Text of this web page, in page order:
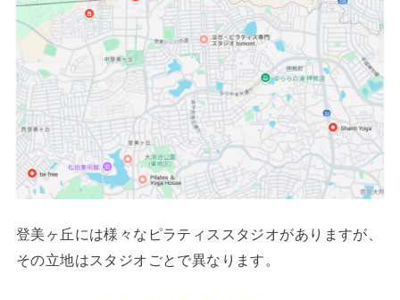
登美ヶ丘には様々なピラティススタジオがありますが、
その立地はスタジオごとで異なります。